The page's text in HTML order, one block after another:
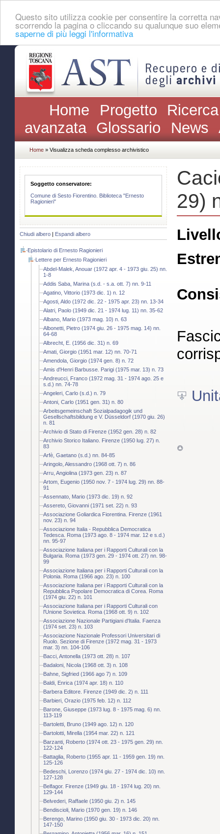
Questo sito utilizza cookie per consentire la corretta
scorrendo la pagina o cliccando su qualunque suo
saperne di più leggi l'informativa
Home Progetto
avanzata Glossario News
Home » Visualizza scheda complesso archivistico
Soggetto conservatore:
Comune di Sesto Fiorentino. Biblioteca "Ernesto
Ragionieri"
Chiudi albero | Espandi albero
Epistolario di Ernesto Ragionieri
Lettere per Ernesto Ragionieri
Abdel-Malek, Anouar (1972 apr. 4 - 1973 giu. 25) nn.
1-8
Addis Saba, Marina (s.d. - s.a. ott. 7) nn. 9-11
Agatino, Vittorio (1973 dic. 1) n. 12
Agosti, Aldo (1972 dic. 22 - 1975 apr. 23) nn. 13-34
Alatri, Paolo (1949 dic. 21 - 1974 lug. 11) nn. 35-62
Albano, Mario (1973 mag. 10) n. 63
Albonetti, Pietro (1974 giu. 26 - 1975 mag. 14) nn.
64-68
Albrecht, E. (1956 dic. 31) n. 69
Amati, Giorgio (1951 mar. 12) nn. 70-71
Amendola, Giorgio (1974 gen. 8) n. 72
Amis d'Henri Barbusse. Parigi (1975 mar. 13) n. 73
Andreucci, Franco (1972 mag. 31 - 1974 ago. 25 e
s.d.) nn. 74-78
Angeleri, Carlo (s.d.) n. 79
Antoni, Carlo (1951 gen. 31) n. 80
Arbeitsgemeinschaft Sozialpadagogik und
Gesellschaftsbildung e V. Düsseldorf (1970 giu. 26)
n. 81
Archivio di Stato di Firenze (1952 gen. 28) n. 82
Archivio Storico Italiano. Firenze (1950 lug. 27) n.
83
Arfè, Gaetano (s.d.) nn. 84-85
Aringolo, Alessandro (1968 ott. 7) n. 86
Arru, Angiolina (1973 gen. 23) n. 87
Artom, Eugenio (1950 nov. 7 - 1974 lug. 29) nn. 88-
91
Assennato, Mario (1973 dic. 19) n. 92
Assereto, Giovanni (1971 set. 22) n. 93
Associazione Goliardica Fiorentina. Firenze (1961
nov. 23) n. 94
Associazione Italia - Repubblica Democratica
Tedesca. Roma (1973 ago. 8 - 1974 mar. 12 e s.d.)
nn. 95-97
Associazione Italiana per i Rapporti Culturali con la
Bulgaria. Roma (1973 gen. 29 - 1974 ott. 27) nn. 98-
99
Associazione Italiana per i Rapporti Culturali con la
Polonia. Roma (1966 ago. 23) n. 100
Associazione Italiana per i Rapporti Culturali con la
Repubblica Popolare Democratica di Corea. Roma
(1974 giu. 22) n. 101
Associazione Italiana per i Rapporti Culturali con
l'Unione Sovietica. Roma (1968 ott. 9) n. 102
Associazione Nazionale Partigiani d'Italia. Faenza
(1974 set. 23) n. 103
Associazione Nazionale Professori Universitari di
Ruolo. Sezione di Firenze (1972 mag. 31 - 1973
mar. 3) nn. 104-106
Bacci, Antonella (1973 ott. 28) n. 107
Badaloni, Nicola (1968 ott. 3) n. 108
Bahne, Sigfried (1966 ago 7) n. 109
Baldi, Enrica (1974 apr. 18) n. 110
Barbera Editore. Firenze (1949 dic. 2) n. 111
Barbieri, Orazio (1975 feb. 12) n. 112
Barone, Giuseppe (1973 lug. 8 - 1975 mag. 6) nn.
113-119
Bartoletti, Bruno (1949 ago. 12) n. 120
Bartolotti, Mirella (1954 mar. 22) n. 121
Barzanti, Roberto (1974 ott. 23 - 1975 gen. 29) nn.
122-124
Battaglia, Roberto (1955 apr. 11 - 1959 gen. 19) nn.
125-126
Bedeschi, Lorenzo (1974 giu. 27 - 1974 dic. 10) nn.
127-128
Belfagor. Firenze (1949 giu. 18 - 1974 lug. 20) nn.
129-144
Belvederi, Raffaele (1950 giu. 2) n. 145
Bendiscioli, Mario (1970 gen. 19) n. 146
Berengo, Marino (1950 giu. 30 - 1973 dic. 20) nn.
147-150
29)